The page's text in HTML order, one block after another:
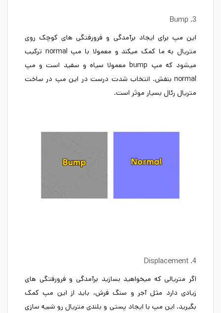
3. Bump
این مپ برای ایجاد برآمدگی و فرورفتگی های کوچک روی
متریال به ما کمک میکند و معمولا با مپ normal ترکیب
میشود که مپ bump معمولا سیاه و سفید است و مپ
normal بنفش. انتخاب شدت درست در این مپ در ساخت
متریال رئال بسیار موثر است.
4. Displacement
اگر متریالی که میخواهید بسازید برآمدگی و فرورفتگی های
زیادی دارد مثل آجر و سنگ فرش، باید از این مپ کمک
بگیرید. این مپ با ایجاد پستی و بلندی متریال رو شبیه سازی